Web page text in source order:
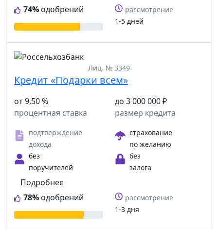
74% одобрений
рассмотрение
1-5 дней
Лиц. № 3349
Кредит «Подарки всем»
от 9,50 %
процентная ставка
до 3 000 000 ₽
размер кредита
подтверждение
дохода
страхование
по желанию
без
поручителей
без
залога
78% одобрений
Подробнее
рассмотрение
1-3 дня